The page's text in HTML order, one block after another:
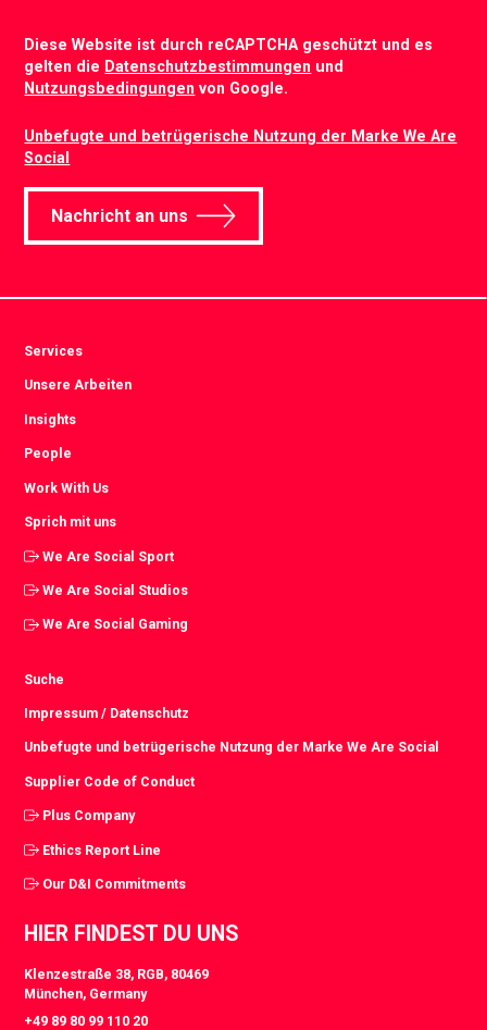
Diese Website ist durch reCAPTCHA geschützt und es
gelten die Datenschutzbestimmungen und
Nutzungsbedingungen von Google.
Unbefugte und betrügerische Nutzung der Marke We Are
Social
Nachricht an uns
Services
Unsere Arbeiten
Insights
People
Work With Us
Sprich mit uns
We Are Social Sport
We Are Social Studios
We Are Social Gaming
Suche
Impressum / Datenschutz
Unbefugte und betrügerische Nutzung der Marke We Are Social
Supplier Code of Conduct
Plus Company
Ethics Report Line
Our D&I Commitments
HIER FINDEST DU UNS
Klenzestraße 38, RGB, 80469
München, Germany
+49 89 80 99 110 20